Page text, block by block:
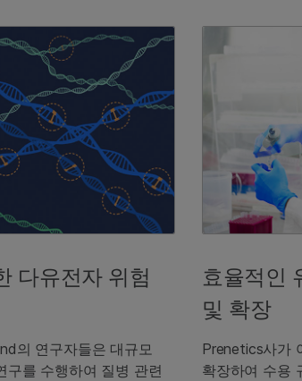
다유전자 위험
의 연구자들은 대규모
구를 수행하여 질병 관련
효율적인
및 확장
Prenetics사가
확장하여 수용